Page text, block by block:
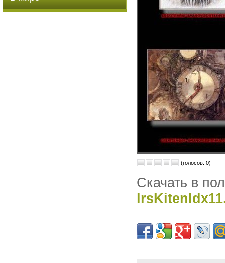
(голосов: 0)
Скачать в